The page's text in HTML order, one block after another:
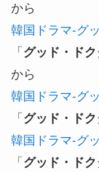
から
韓国ドラマ-グ
「 グッド・ド
から
韓国ドラマ-グ
「 グッド・ド
韓国ドラマ-グ
「 グッド・ド